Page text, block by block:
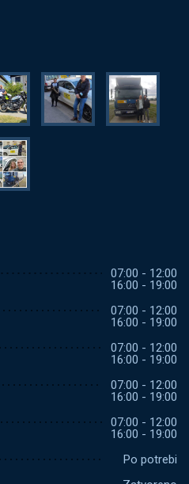
07:00 - 12:00
16:00 - 19:00
07:00 - 12:00
16:00 - 19:00
07:00 - 12:00
16:00 - 19:00
07:00 - 12:00
16:00 - 19:00
07:00 - 12:00
16:00 - 19:00
Po potrebi